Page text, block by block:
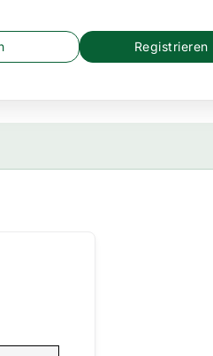
Registrieren